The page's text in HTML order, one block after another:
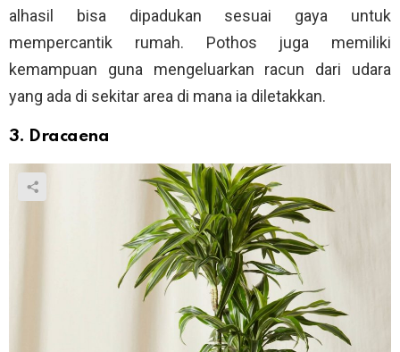
alhasil bisa dipadukan sesuai gaya untuk
mempercantik rumah. Pothos juga memiliki
kemampuan guna mengeluarkan racun dari udara
yang ada di sekitar area di mana ia diletakkan.
3. Dracaena